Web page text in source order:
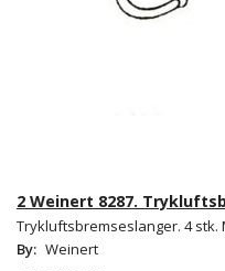
2 Weinert 8287.
Trykluftsbremseslanger. 4
By: Weinert